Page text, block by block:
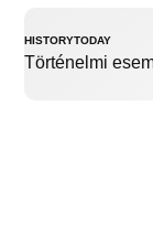
HISTORYTODAY
Történelmi